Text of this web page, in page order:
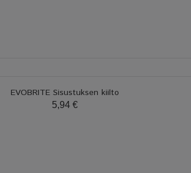
EVOBRITE Sisustuksen kiilto
5,94 €